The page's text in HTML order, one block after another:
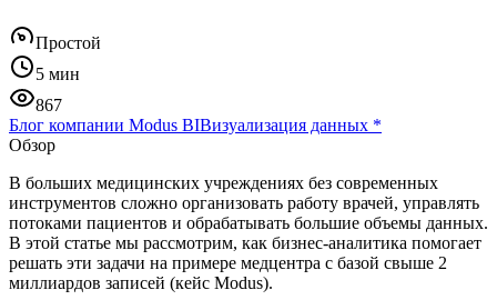
Простой
5 мин
867
Блог компании Modus BIВизуализация данных *
Обзор
В больших медицинских учреждениях без современных
инструментов сложно организовать работу врачей, управлять
потоками пациентов и обрабатывать большие объемы данных.
В этой статье мы рассмотрим, как бизнес-аналитика помогает
решать эти задачи на примере медцентра с базой свыше 2
миллиардов записей (кейс Modus).